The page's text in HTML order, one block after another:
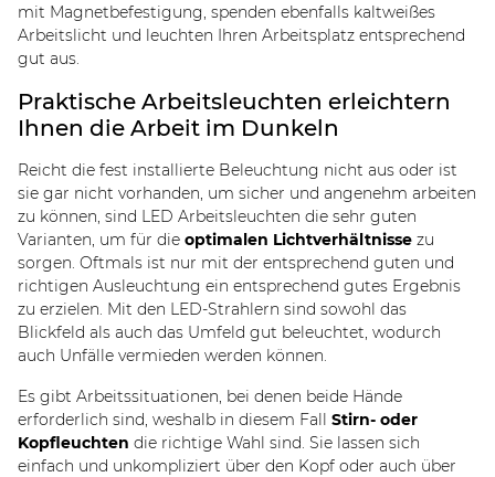
mit Magnetbefestigung, spenden ebenfalls kaltweißes
Arbeitslicht und leuchten Ihren Arbeitsplatz entsprechend
gut aus.
Praktische Arbeitsleuchten erleichtern
Ihnen die Arbeit im Dunkeln
Reicht die fest installierte Beleuchtung nicht aus oder ist
sie gar nicht vorhanden, um sicher und angenehm arbeiten
zu können, sind LED Arbeitsleuchten die sehr guten
Varianten, um für die optimalen Lichtverhältnisse zu
sorgen. Oftmals ist nur mit der entsprechend guten und
richtigen Ausleuchtung ein entsprechend gutes Ergebnis
zu erzielen. Mit den LED-Strahlern sind sowohl das
Blickfeld als auch das Umfeld gut beleuchtet, wodurch
auch Unfälle vermieden werden können.
Es gibt Arbeitssituationen, bei denen beide Hände
erforderlich sind, weshalb in diesem Fall Stirn- oder
Kopfleuchten die richtige Wahl sind. Sie lassen sich
einfach und unkompliziert über den Kopf oder auch über